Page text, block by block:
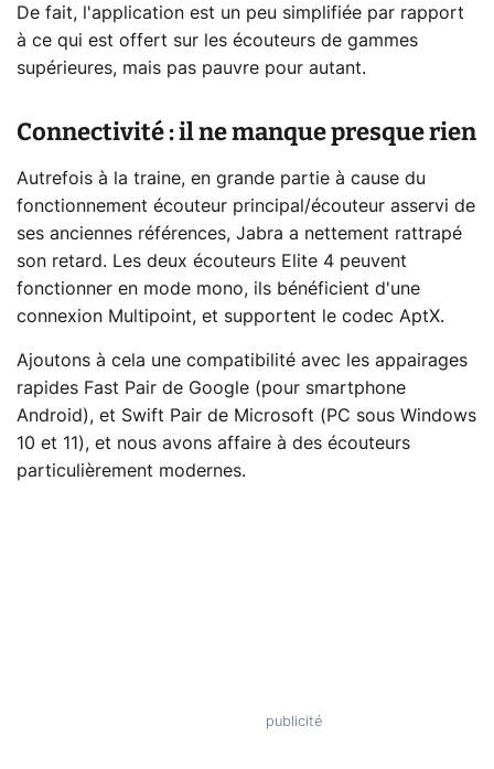
De fait, l'application est un peu simplifiée par rapport
à ce qui est offert sur les écouteurs de gammes
supérieures, mais pas pauvre pour autant.
Connectivité : il ne manque presque rien
Autrefois à la traine, en grande partie à cause du
fonctionnement écouteur principal/écouteur asservi de
ses anciennes références, Jabra a nettement rattrapé
son retard. Les deux écouteurs Elite 4 peuvent
fonctionner en mode mono, ils bénéficient d'une
connexion Multipoint, et supportent le codec AptX.
Ajoutons à cela une compatibilité avec les appairages
rapides Fast Pair de Google (pour smartphone
Android), et Swift Pair de Microsoft (PC sous Windows
10 et 11), et nous avons affaire à des écouteurs
particulièrement modernes.